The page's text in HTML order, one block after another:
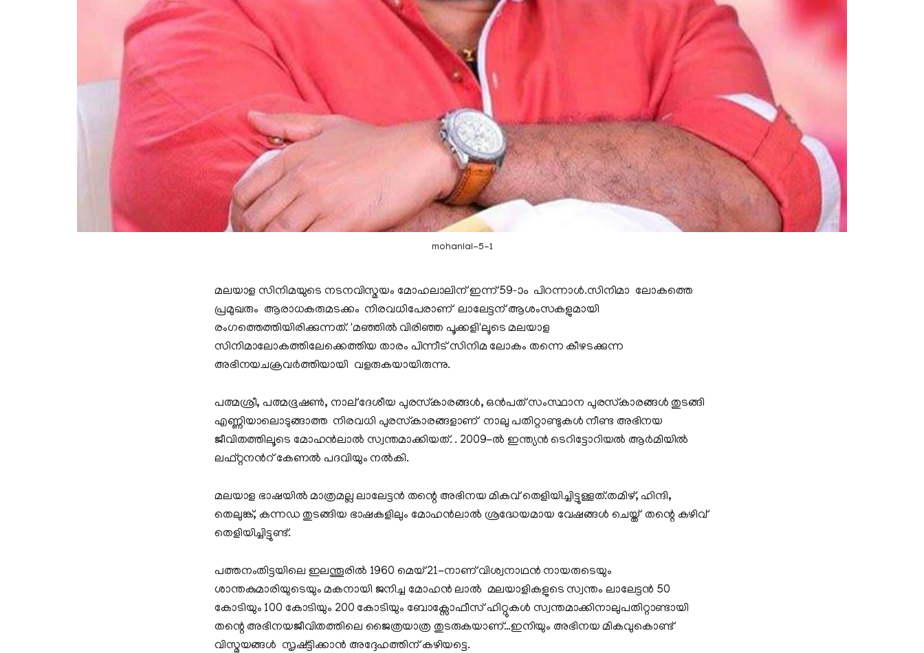
mohanlal-5-1
മലയാള സിനിമയുടെ നടനവിസ്മയം മോഹലാലിന് ഇന്ന് 59-ാം പിറന്നാൾ.സിനിമാ ലോകത്തെ
പ്രമുഖരും ആരാധകരുമടക്കം നിരവധിപേരാണ് ലാലേട്ടന് ആശംസകളുമായി
രംഗത്തെത്തിയിരിക്കുന്നത്. 'മഞ്ഞിൽ വിരിഞ്ഞ പൂക്കളി'ലൂടെ മലയാള
സിനിമാലോകത്തിലേക്കെത്തിയ താരം പിന്നീട് സിനിമ ലോകം തന്നെ കീഴടക്കുന്ന
അഭിനയചക്രവർത്തിയായി വളരുകയായിരുന്നു.
പത്മശ്രീ, പത്മഭൂഷണ്‍, നാല് ദേശീയ പുരസ്‌കാരങ്ങള്‍, ഒന്‍പത് സംസ്ഥാന പുരസ്‌കാരങ്ങള്‍ തുടങ്ങി
എണ്ണിയാലൊടുങ്ങാത്ത നിരവധി പുരസ്‌കാരങ്ങളാണ് നാലു പതിറ്റാണ്ടുകള്‍ നീണ്ട അഭിനയ
ജീവിതത്തിലൂടെ മോഹന്‍ലാല്‍ സ്വന്തമാക്കിയത്. . 2009-ൽ ഇന്ത്യൻ ടെറിട്ടോറിയൽ ആർമിയിൽ
ലഫ്റ്റനന്‍റ് കേണൽ പദവിയും നൽകി.
മലയാള ഭാഷയിൽ മാത്രമല്ല ലാലേട്ടൻ തന്റെ അഭിനയ മികവ് തെളിയിച്ചിട്ടുള്ളത്.തമിഴ്, ഹിന്ദി,
തെലുങ്ക്, കന്നഡ തുടങ്ങിയ ഭാഷകളിലും മോഹന്‍ലാല്‍ ശ്രദ്ധേയമായ വേഷങ്ങള്‍ ചെയ്ത് തന്റെ കഴിവ്
തെളിയിച്ചിട്ടുണ്ട്.
പത്തനംതിട്ടയിലെ ഇലന്തൂരില്‍ 1960 മെയ് 21-നാണ് വിശ്വനാഥന്‍ നായരുടെയും
ശാന്തകുമാരിയുടെയും മകനായി ജനിച്ച മോഹൻ ലാൽ മലയാളികളുടെ സ്വന്തം ലാലേട്ടൻ 50
കോടിയും 100 കോടിയും 200 കോടിയും ബോക്സോഫീസ് ഹിറ്റുകള്‍ സ്വന്തമാക്കിനാലുപതിറ്റാണ്ടായി
തന്റെ അഭിനയജീവിതത്തിലെ ജൈത്രയാത്ര തുടരുകയാണ്…ഇനിയും അഭിനയ മികവുകൊണ്ട്
വിസ്മയങ്ങൾ സൃഷ്ട്ടിക്കാൻ അദ്ദേഹത്തിന് കഴിയട്ടെ.